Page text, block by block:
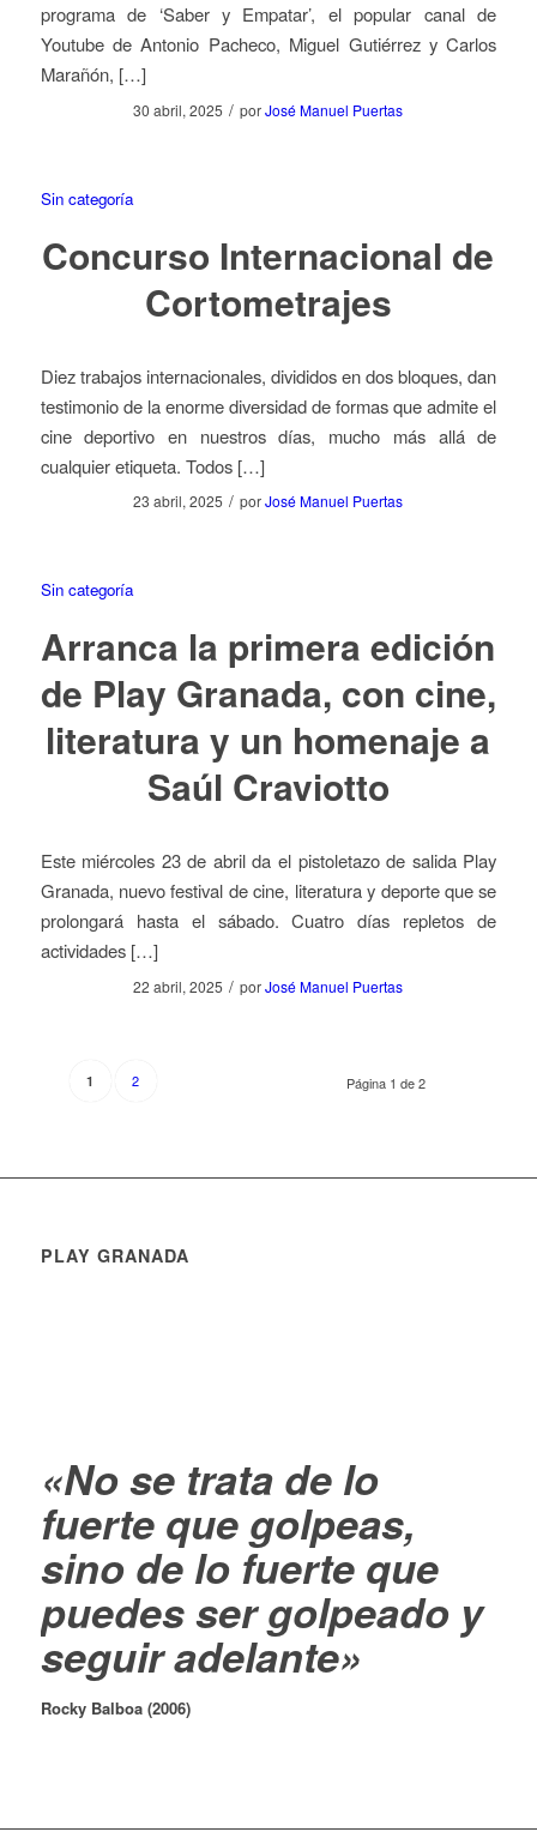
programa de ‘Saber y Empatar’, el popular canal de
Youtube de Antonio Pacheco, Miguel Gutiérrez y Carlos
Marañón, […]
30 abril, 2025 / porJosé Manuel Puertas
Sin categoría
Concurso Internacional de
Cortometrajes
Diez trabajos internacionales, divididos en dos bloques, dan
testimonio de la enorme diversidad de formas que admite el
cine deportivo en nuestros días, mucho más allá de
cualquier etiqueta. Todos […]
23 abril, 2025 / porJosé Manuel Puertas
Sin categoría
Arranca la primera edición
de Play Granada, con cine,
literatura y un homenaje a
Saúl Craviotto
Este miércoles 23 de abril da el pistoletazo de salida Play
Granada, nuevo festival de cine, literatura y deporte que se
prolongará hasta el sábado. Cuatro días repletos de
actividades […]
22 abril, 2025 / porJosé Manuel Puertas
Página 1 de 2
1 2
PLAY GRANADA
«No se trata de lo
fuerte que golpeas,
sino de lo fuerte que
puedes ser golpeado y
seguir adelante»
Rocky Balboa (2006)